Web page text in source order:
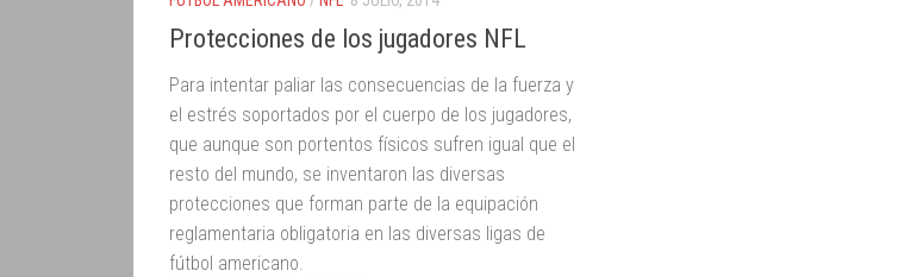
Protecciones de los jugadores NFL
Para intentar paliar las consecuencias de la fuerza y
el estrés soportados por el cuerpo de los jugadores,
que aunque son portentos físicos sufren igual que el
resto del mundo, se inventaron las diversas
protecciones que forman parte de la equipación
reglamentaria obligatoria en las diversas ligas de
fútbol americano.